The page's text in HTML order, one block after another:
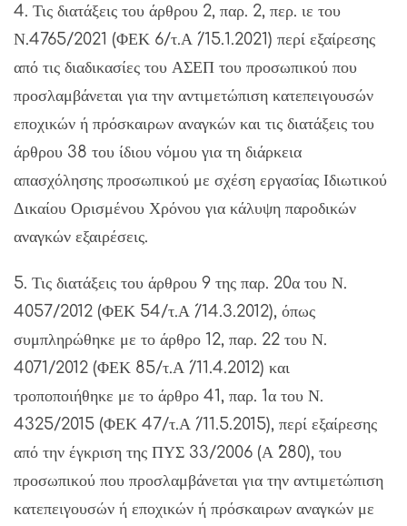
4. Τις διατάξεις του άρθρου 2, παρ. 2, περ. ιε του
Ν.4765/2021 (ΦΕΚ 6/τ.Α ́/15.1.2021) περί εξαίρεσης
από τις διαδικασίες του ΑΣΕΠ του προσωπικού που
προσλαμβάνεται για την αντιμετώπιση κατεπειγουσών
εποχικών ή πρόσκαιρων αναγκών και τις διατάξεις του
άρθρου 38 του ίδιου νόμου για τη διάρκεια
απασχόλησης προσωπικού με σχέση εργασίας Ιδιωτικού
Δικαίου Ορισμένου Χρόνου για κάλυψη παροδικών
αναγκών εξαιρέσεις.
5. Τις διατάξεις του άρθρου 9 της παρ. 20α του Ν.
4057/2012 (ΦΕΚ 54/τ.Α ́/14.3.2012), όπως
συμπληρώθηκε με το άρθρο 12, παρ. 22 του Ν.
4071/2012 (ΦΕΚ 85/τ.Α ́/11.4.2012) και
τροποποιήθηκε με το άρθρο 41, παρ. 1α του Ν.
4325/2015 (ΦΕΚ 47/τ.Α ́/11.5.2015), περί εξαίρεσης
από την έγκριση της ΠΥΣ 33/2006 (Α ́280), του
προσωπικού που προσλαμβάνεται για την αντιμετώπιση
κατεπειγουσών ή εποχικών ή πρόσκαιρων αναγκών με